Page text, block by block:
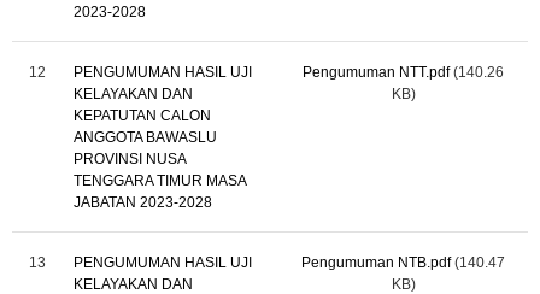
2023-2028
12
PENGUMUMAN HASIL UJI
KELAYAKAN DAN
KEPATUTAN CALON
ANGGOTA BAWASLU
PROVINSI NUSA
TENGGARA TIMUR MASA
JABATAN 2023-2028
Pengumuman NTT.pdf (140.26
KB)
13
PENGUMUMAN HASIL UJI
KELAYAKAN DAN
Pengumuman NTB.pdf (140.47
KB)